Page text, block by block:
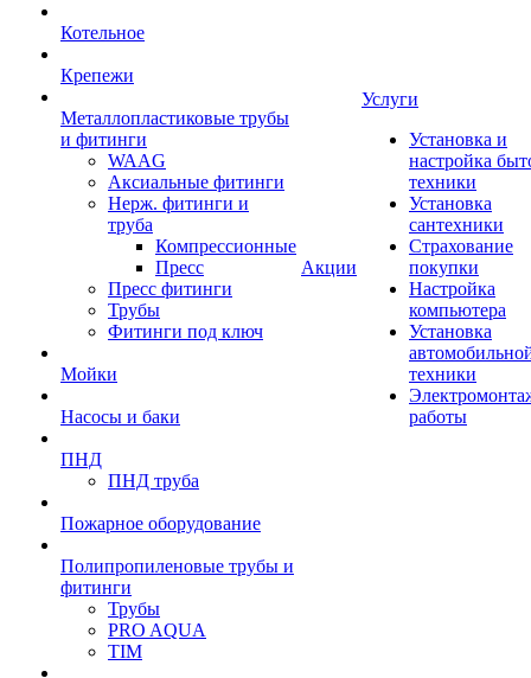
Котельное
Крепежи
Металлопластиковые трубы
и фитинги
WAAG
Аксиальные фитинги
Нерж. фитинги и
труба
Компрессионные
Пресс
Пресс фитинги
Трубы
Фитинги под ключ
Мойки
Насосы и баки
ПНД
ПНД труба
Пожарное оборудование
Полипропиленовые трубы и
фитинги
Трубы
PRO AQUA
TIM
Акции
Услуги
Установка и
настройка
техники
Установка
сантехники
Страхование
покупки
Настройка
компьютера
Установка
техники
работы